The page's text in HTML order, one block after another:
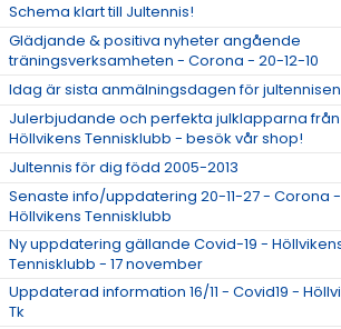
Schema klart till Jultennis!
Glädjande & positiva nyheter angående
träningsverksamheten - Corona - 20-12-10
Idag är sista anmälningsdagen för
Julerbjudande och perfekta julklapparna från
Höllvikens Tennisklubb - besök vår shop!
Jultennis för dig född 2005-2013
Senaste info/uppdatering 20-11-27 - Corona -
Höllvikens Tennisklubb
Ny uppdatering gällande Covid-19 -
Tennisklubb - 17 november
Uppdaterad information 16/11 - Covid19 -
Tk